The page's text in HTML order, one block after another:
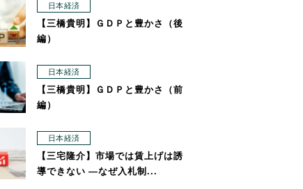
日本経済
【三橋貴明】ＧＤＰと豊かさ（後
編）
日本経済
【三橋貴明】ＧＤＰと豊かさ（前
編）
日本経済
【三宅隆介】市場では賃上げは誘
導できない ―なぜ入札制...